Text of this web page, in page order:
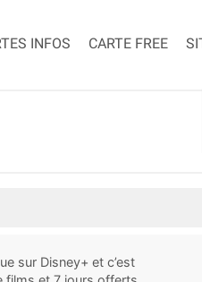
INFOS CARTE FREE
sur Disney+ et c’est